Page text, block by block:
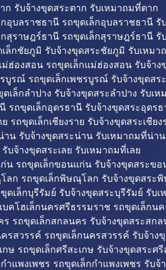
ก รับจ้างขุดสระตาก รับเหมาถมที่ตาก
อุบลราชธานี รถขุดเล็กอุบลราชธานี
สุราษฎร์ธานี รถขุดเล็กสุราษฎร์ธานี
ล็กชัยภูมิ รับจ้างขุดสระชัยภูมิ รับเหม
ฮ่องสอน รถขุดเล็กแม่ฮ่องสอน รับจ้า
บูรณ์ รถขุดเล็กเพชรบูรณ์ รับจ้างขุดส
เล็กลำปาง รับจ้างขุดสระลำปาง รับเห
รถขุดเล็กอุดรธานี รับจ้างขุดสระอุดร
รถขุดเล็กเชียงราย รับจ้างขุดสระเชีย
น รับจ้างขุดสระน่าน รับเหมาถมที่น่าน
บจ้างขุดสระเลย รับเหมาถมที่เลย
รถขุดเล็กขอนแก่น รับจ้างขุดสระข
ก รถขุดเล็กพิษณุโลก รับจ้างขุดสระ
เล็กบุรีรัมย์ รับจ้างขุดสระบุรีรัมย์ รับ
คโฮเล็กนครศรีธรรมราช รถขุดเล็ก
รถขุดเล็กสกลนคร รับจ้างขุดสระสก
สวรรค์ รถขุดเล็กนครสวรรค์ รับจ้า
ษ รถขุดเล็กศรีสะเกษ รับจ้างขุดสระศ
แพงเพชร รถขุดเล็กกำแพงเพชร รับ